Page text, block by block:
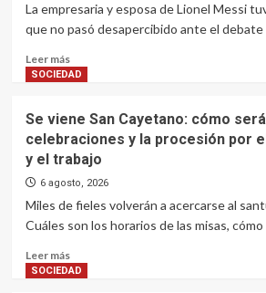
limpieza
de
y
desagües
a
las
intensas
La empresaria y esposa de Lionel Messi
que no pasó desapercibido ante el
Leer másRead
more
Roccuzzo
se
manifestó
en
de
los
a
Ley
SOCIEDAD
Se viene San Cayetano: cómo
celebraciones y la procesión por
y el trabajo
6 agosto, 2026
Miles de fieles volverán a acercarse al
Cuáles son los horarios de las misas, cómo
Leer másRead
more
SOCIEDAD